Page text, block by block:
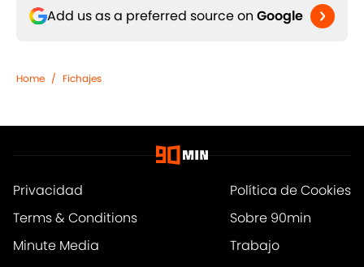
Add us as a preferred source on Google
Home / Fichajes
Privacidad
Política de Cookies
Terms & Conditions
Sobre 90min
Minute Media
Trabajo